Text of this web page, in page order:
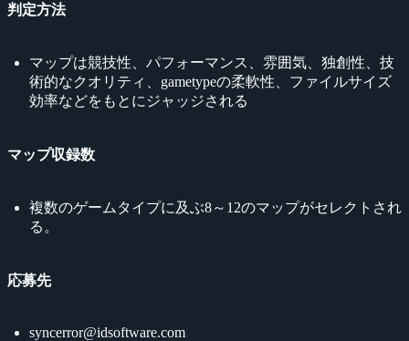
判定方法
マップは競技性、パフォーマンス、雰囲気、独創性、技
術的なクオリティ、gametypeの柔軟性、ファイルサイズ
効率などをもとにジャッジされる
マップ収録数
複数のゲームタイプに及ぶ8～12のマップがセレクトされ
る。
応募先
syncerror@idsoftware.com